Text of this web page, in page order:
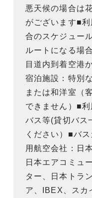
悪天候の場合は
がございます■
合のスケジュー
ルートになる場
目道内到着空港
宿泊施設：特別
または和洋室（
できません）■
バス等(貸切バス
ください）■バ
用航空会社：日
日本エアコミュ
ター、日本トラ
ア、IBEX、スカ